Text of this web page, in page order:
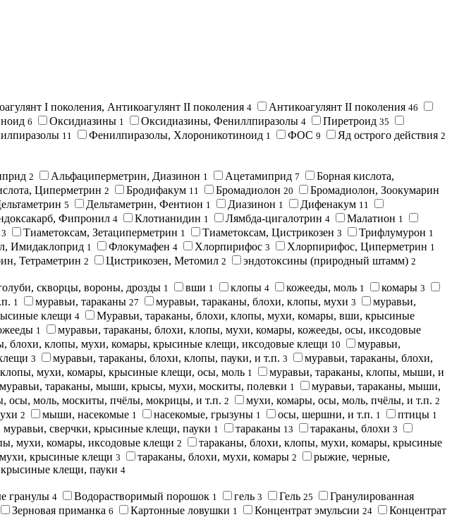
I поколения, Антикоагулянт II поколения 4 Антикоагулянт II поколения 46
6 Оксидиазины 1 Оксидиазины, Фениллпиразолы 4 Пиретроид 35
11 Фенилпиразолы, Хлороникотиноид 1 ФОС 9 Яд острого действия 2
2 Альфациперметрин, Диазинон 1 Ацетамиприд 7
Борная кислота,
Циперметрин 2 Бродифакум 11 Бромадиолон 20 Бромадиолон, Зоокумарин
5 Дельтаметрин, Фентион 1 Диазинон 1 Дифенакум 11
Фипронил 4 Клотианидин 1 Лямбда-цигалотрин 4 Малатион 1
3 Тиаметоксам, Зетациперметрин 1 Тиаметоксам, Цистрикозен 3 Трифлумурон 1
Имидаклоприд 1 Флокумафен 4 Хлорпирифос 3 Хлорпирифос, Циперметрин 1
Тетраметрин 2 Цистрикозен, Метомил 2 эндотоксины (природный штамм) 2
скворцы, вороны, дрозды 1 вши 1 клопы 4 кожееды, моль 1 комары 3
1 муравьи, тараканы 27 муравьи, тараканы, блохи, клопы, мухи 3
муравьи,
клещи 4
Муравьи, тараканы, блохи, клопы, мухи, комары, вши, крысиные
1
муравьи, тараканы, блохи, клопы, мухи, комары, кожееды, осы, иксодовые
блохи, клопы, мухи, комары, крысиные клещи, иксодовые клещи 10
муравьи,
3 муравьи, тараканы, блохи, клопы, пауки, и т.п. 3
муравьи, тараканы, блохи,
клопы, мухи, комары, крысиные клещи, осы, моль 1
муравьи, тараканы, клопы, мыши, и
муравьи, тараканы, мыши, крысы, мухи, москиты, полевки 1
муравьи, тараканы, мыши,
осы, моль, москиты, пчёлы, мокрицы, и т.п. 2 мухи, комары, осы, моль, пчёлы, и т.п. 2
2 мыши, насекомые 1 насекомые, грызуны 1 осы, шершни, и т.п. 1 птицы 1
сверчки, крысиные клещи, пауки 1 тараканы 13 тараканы, блохи 3
мухи, комары, иксодовые клещи 2
тараканы, блохи, клопы, мухи, комары, крысиные
крысиные клещи 3 тараканы, блохи, мухи, комары 2
рыжие, черные,
клещи, пауки 4
гранулы 4 Водорастворимый порошок 1 гель 3 Гель 25
Гранулированная
Зерновая приманка 6 Картонные ловушки 1 Концентрат эмульсии 24
Концентрат